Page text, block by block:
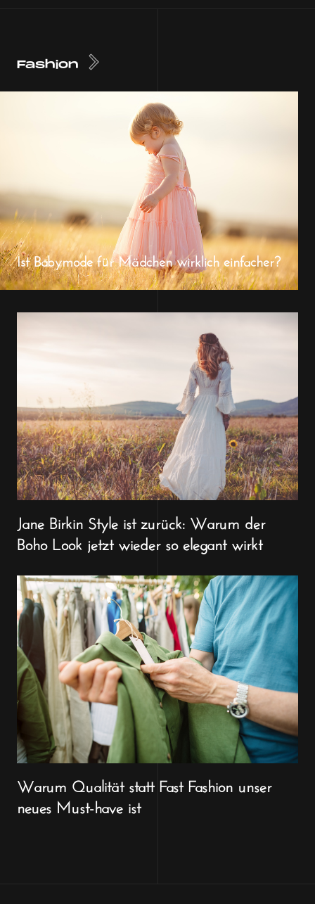
Fashion
Ist Babymode für Mädchen wirklich einfacher?
Jane Birkin Style ist zurück: Warum der
Boho Look jetzt wieder so elegant wirkt
Warum Qualität statt Fast Fashion unser
neues Must-have ist